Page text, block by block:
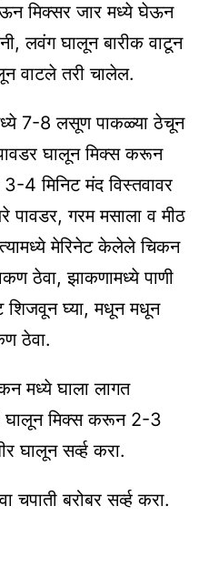
मिक्सर जार मध्ये घेऊन
लवंग घालून बारीक वाटून
वाटले तरी चालेल.
7-8 लसूण पाकळ्या ठेचून
घालून मिक्स करून
4 मिनिट मंद विस्तवावर
पावडर, गरम मसाला व मीठ
मेरिनेट केलेले चिकन
ठेवा, झाकणामध्ये पाणी
शिजवून घ्या, मधून मधून
ठेवा.
मध्ये घाला लागत
घालून मिक्स करून 2-3
घालून सर्व्ह करा.
चपाती बरोबर सर्व्ह करा.